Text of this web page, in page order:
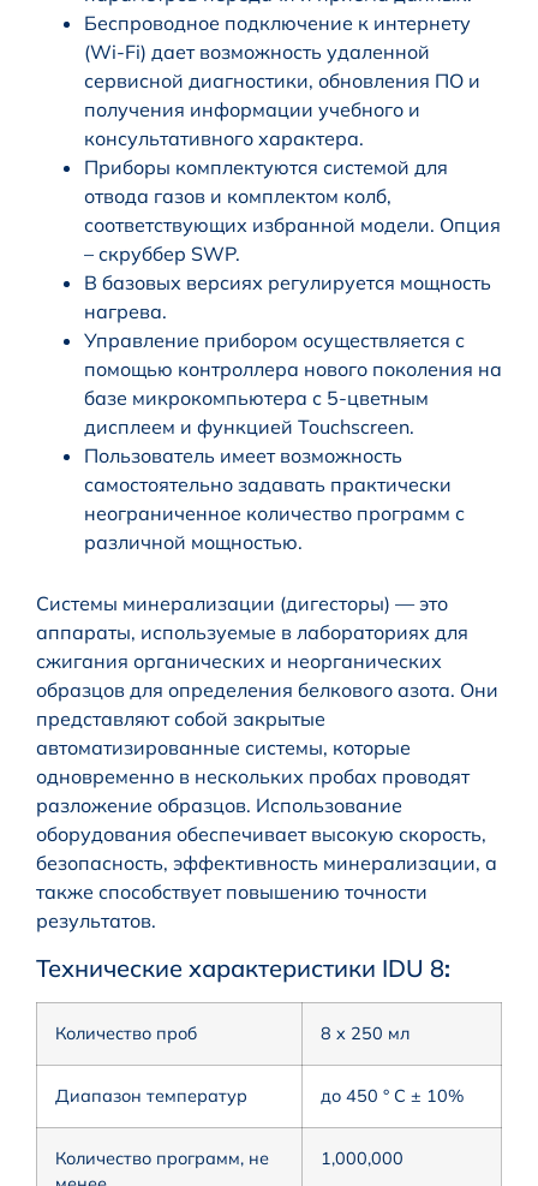
Беспроводное подключение к интернету
(Wi-Fi) дает возможность удаленной
сервисной диагностики, обновления ПО и
получения информации учебного и
консультативного характера.
Приборы комплектуются системой для
отвода газов и комплектом колб,
соответствующих избранной модели. Опция
– скруббер SWP.
В базовых версиях регулируется мощность
нагрева.
Управление прибором осуществляется с
помощью контроллера нового поколения на
базе микрокомпьютера с 5-цветным
дисплеем и функцией Touchscreen.
Пользователь имеет возможность
самостоятельно задавать практически
неограниченное количество программ с
различной мощностью.
Системы минерализации (дигесторы) — это
аппараты, используемые в лабораториях для
сжигания органических и неорганических
образцов для определения белкового азота. Они
представляют собой закрытые
автоматизированные системы, которые
одновременно в нескольких пробах проводят
разложение образцов. Использование
оборудования обеспечивает высокую скорость,
безопасность, эффективность минерализации, а
также способствует повышению точности
результатов.
Технические характеристики IDU 8:
Количество проб 8 x 250 мл
Диапазон температур до 450 ° C ± 10%
Количество программ, не
1,000,000